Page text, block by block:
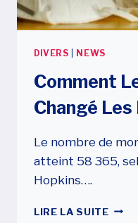
DIVERS NEWS
Comment
Changé
Le nombre de
atteint 58 365,
Hopkins….
LIRE LA SUITE